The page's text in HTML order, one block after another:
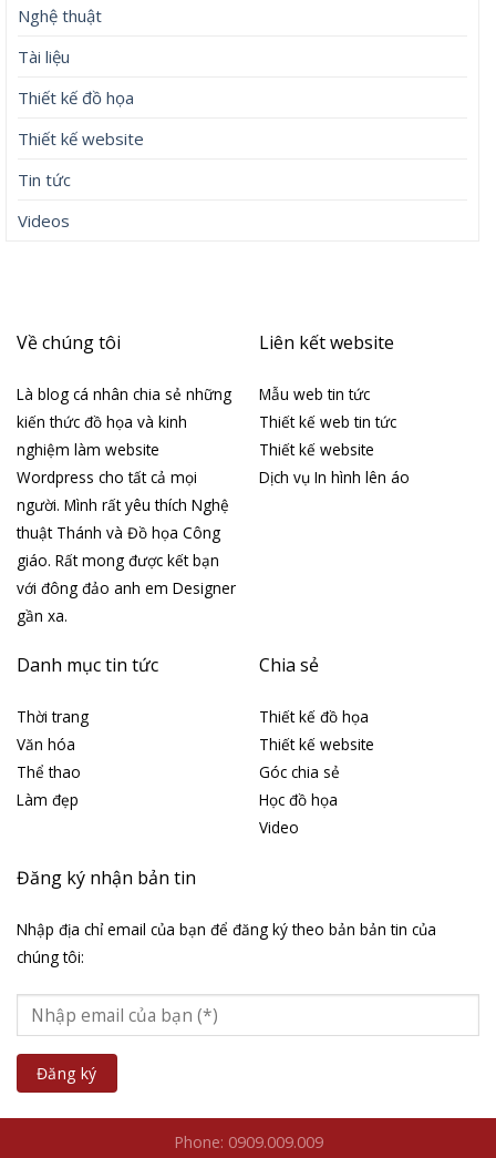
Nghệ thuật
Tài liệu
Thiết kế đồ họa
Thiết kế website
Tin tức
Videos
Về chúng tôi
Là blog cá nhân chia sẻ những
kiến thức đồ họa và kinh
nghiệm làm website
Wordpress cho tất cả mọi
người. Mình rất yêu thích Nghệ
thuật Thánh và Đồ họa Công
giáo. Rất mong được kết bạn
với đông đảo anh em Designer
gần xa.
Liên kết website
Mẫu web tin tức
Thiết kế web tin tức
Thiết kế website
Dịch vụ In hình lên áo
Danh mục tin tức
Thời trang
Văn hóa
Thể thao
Làm đẹp
Chia sẻ
Thiết kế đồ họa
Thiết kế website
Góc chia sẻ
Học đồ họa
Video
Đăng ký nhận bản tin
Nhập địa chỉ email của bạn để đăng ký theo bản bản tin của
chúng tôi:
Phone: 0909.009.009